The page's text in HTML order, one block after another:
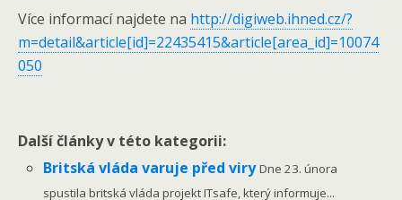
Více informací najdete na http://digiweb.ihned.cz/?
m=detail&article[id]=22435415&article[area_id]=10074
050
Další články v této kategorii:
Britská vláda varuje před viryDne 23. února
spustila britská vláda projekt ITsafe, který informuje...